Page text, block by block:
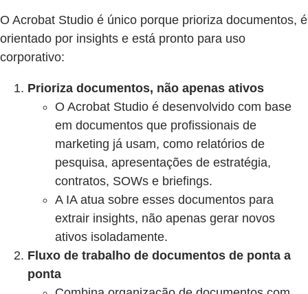
O Acrobat Studio é único porque prioriza documentos, é
orientado por insights e está pronto para uso
corporativo:
Prioriza documentos, não apenas ativos
O Acrobat Studio é desenvolvido com base
em documentos que profissionais de
marketing já usam, como relatórios de
pesquisa, apresentações de estratégia,
contratos, SOWs e briefings.
A IA atua sobre esses documentos para
extrair insights, não apenas gerar novos
ativos isoladamente.
Fluxo de trabalho de documentos de ponta a
ponta